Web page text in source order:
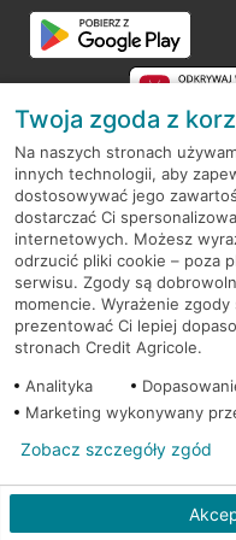
RODO
Regulamin serwisu
Mapa serwisu
PolitykaCookies
© 2026 Credit Agricole Bank
Twoja zgoda z
Na naszych stronach
innych technologii, aby
dostosowywać jego
dostarczać Ci
internetowych. Możesz
odrzucić pliki cookie – poza
serwisu. Zgody są
momencie. Wyrażenie
prezentować Ci lepiej
stronach Credit Agricole.
Analityka
Marketing wykonywany
Zobacz szczegóły zgód